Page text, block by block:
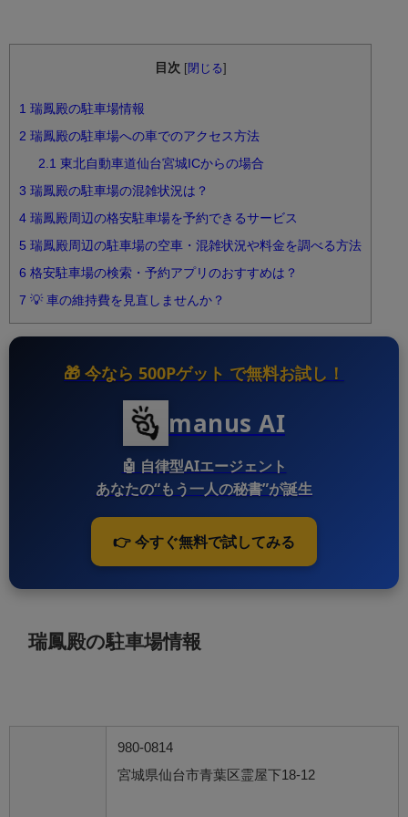
目次 閉じる
1 瑞鳳殿の駐車場情報
2 瑞鳳殿の駐車場への車でのアクセス方法
2.1 東北自動車道仙台宮城ICからの場合
3 瑞鳳殿の駐車場の混雑状況は？
4 瑞鳳殿周辺の格安駐車場を予約できるサービス
5 瑞鳳殿周辺の駐車場の空車・混雑状況や料金を調べる方法
6 格安駐車場の検索・予約アプリのおすすめは？
7 💡 車の維持費を見直しませんか？
🎁 今なら 500Pゲット で無料お試し！
manus AI
🤖 自律型AIエージェント
あなたの“もう一人の秘書”が誕生
👉 今すぐ無料で試してみる
瑞鳳殿の駐車場情報
980-0814
宮城県仙台市青葉区霊屋下18-12